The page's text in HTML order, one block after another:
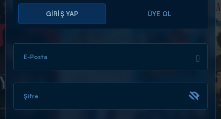
ARAMA SONUÇLARI
GİRİŞ YAP ÜYE OL
E-Posta
Şifre